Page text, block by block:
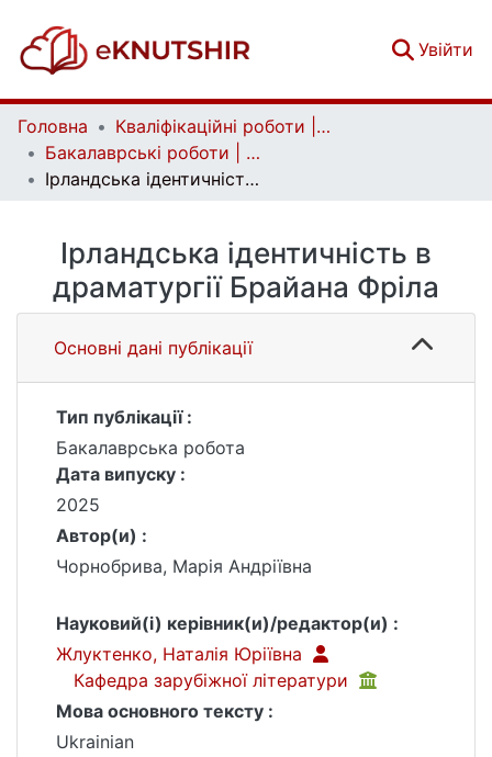
Увійти
Головна
Кваліфікаційні роботи | Qualifying works
Бакалаврські роботи | Bachelor theses
Ірландська ідентичність в драматургії Брайана Фріла
Ірландська ідентичність в
драматургії Брайана Фріла
Основні дані публікації
Тип публікації :
Бакалаврська робота
Дата випуску :
2025
Автор(и) :
Чорнобрива, Марія Андріївна
Науковий(і) керівник(и)/редактор(и) :
Жлуктенко, Наталія Юріївна
Кафедра зарубіжної літератури
Мова основного тексту :
Ukrainian